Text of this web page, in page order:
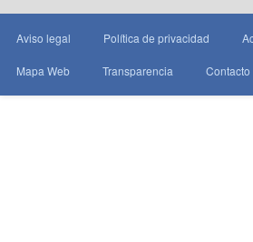
Aviso legal Política de privacidad
Mapa Web Transparencia Contacto